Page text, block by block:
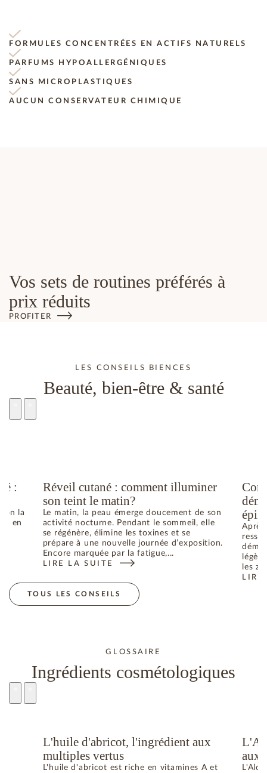
FORMULES CONCENTRÉES EN ACTIFS NATURELS
PARFUMS HYPOALLERGÉNIQUES
SANS MICROPLASTIQUES
AUCUN CONSERVATEUR CHIMIQUE
Vos sets de routines préférés à
prix réduits
PROFITER
LES CONSEILS BIENCES
Beauté, bien-être & santé
:
la
; en
: COMMENT RETROUVER L’ÉQUILIBRE
Réveil cutané : comment illuminer
son teint le matin?
Le matin, la peau émerge doucement de son
activité nocturne. Pendant le sommeil, elle
se régénère, élimine les toxines et se
prépare à une nouvelle journée d’exposition.
Encore marquée par la fatigue,...
LIRE LA SUITE
: RÉVEIL CUTANÉ : COMMENT ILLUMINER SONles
:
TOUS LES CONSEILS
GLOSSAIRE
Ingrédients cosmétologiques
L'huile d'abricot, l'ingrédient aux
multiples vertus
L'huile d'abricot est riche en vitamines A et
aux